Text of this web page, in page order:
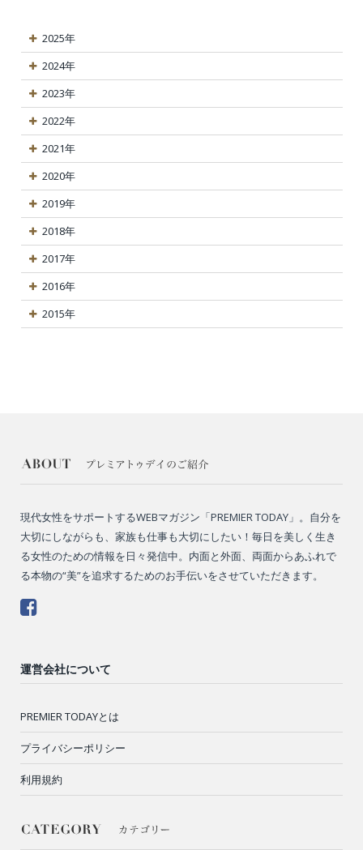
2025年
2024年
2023年
2022年
2021年
2020年
2019年
2018年
2017年
2016年
2015年
現代女性をサポートするWEBマガジン「PREMIER TODAY」。自分を
大切にしながらも、家族も仕事も大切にしたい！毎日を美しく生き
る女性のための情報を日々発信中。内面と外面、両面からあふれで
る本物の“美”を追求するためのお手伝いをさせていただきます。
運営会社について
PREMIER TODAYとは
プライバシーポリシー
利用規約